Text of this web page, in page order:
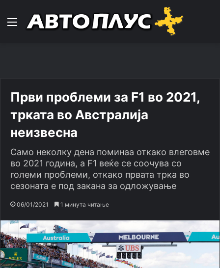
Навигација
Први проблеми за F1 во 2021,
трката во Австралија
неизвесна
Само неколку дена поминаа откако влеговме
во 2021 година, а F1 веќе се соочува со
големи проблеми, откако првата трка во
сезоната е под закана за одложување
06/01/2021 1 минута читање